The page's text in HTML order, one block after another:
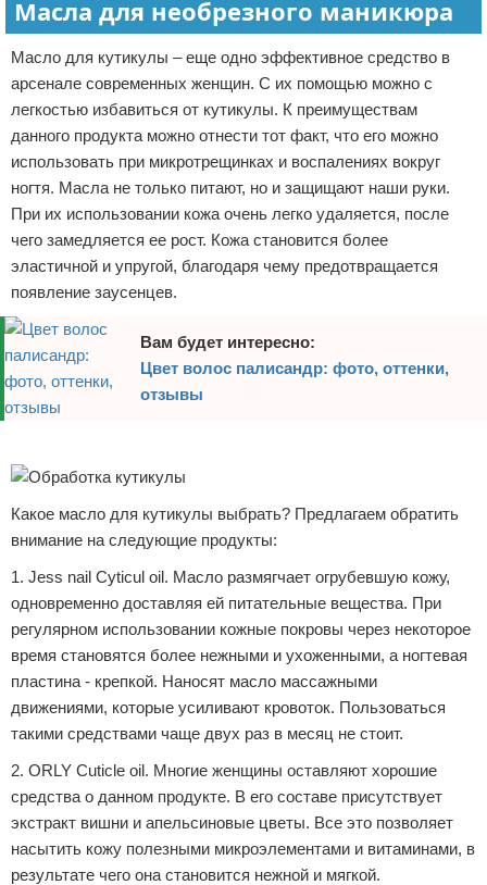
Масла для необрезного маникюра
Масло для кутикулы – еще одно эффективное средство в
арсенале современных женщин. С их помощью можно с
легкостью избавиться от кутикулы. К преимуществам
данного продукта можно отнести тот факт, что его можно
использовать при микротрещинках и воспалениях вокруг
ногтя. Масла не только питают, но и защищают наши руки.
При их использовании кожа очень легко удаляется, после
чего замедляется ее рост. Кожа становится более
эластичной и упругой, благодаря чему предотвращается
появление заусенцев.
Вам будет интересно:
Цвет волос палисандр: фото, оттенки,
отзывы
Какое масло для кутикулы выбрать? Предлагаем обратить
внимание на следующие продукты:
1. Jess nail Cyticul oil. Масло размягчает огрубевшую кожу,
одновременно доставляя ей питательные вещества. При
регулярном использовании кожные покровы через некоторое
время становятся более нежными и ухоженными, а ногтевая
пластина - крепкой. Наносят масло массажными
движениями, которые усиливают кровоток. Пользоваться
такими средствами чаще двух раз в месяц не стоит.
2. ORLY Cuticle oil. Многие женщины оставляют хорошие
средства о данном продукте. В его составе присутствует
экстракт вишни и апельсиновые цветы. Все это позволяет
насытить кожу полезными микроэлементами и витаминами, в
результате чего она становится нежной и мягкой.